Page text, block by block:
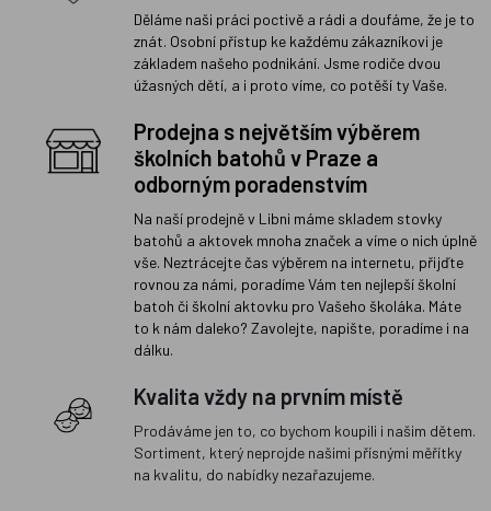
Děláme naši práci poctivě a rádi a doufáme, že je to
znát. Osobní přístup ke každému zákazníkovi je
základem našeho podnikání. Jsme rodiče dvou
úžasných dětí, a i proto víme, co potěší ty Vaše.
Prodejna s největším výběrem
školních batohů v Praze a
odborným poradenstvím
Na naší prodejně v Libni máme skladem stovky
batohů a aktovek mnoha značek a víme o nich úplně
vše. Neztrácejte čas výběrem na internetu, přijďte
rovnou za námi, poradíme Vám ten nejlepší školní
batoh či školní aktovku pro Vašeho školáka. Máte
to k nám daleko? Zavolejte, napište, poradíme i na
dálku.
Kvalita vždy na prvním místě
Prodáváme jen to, co bychom koupili i našim dětem.
Sortiment, který neprojde našimi přísnými měřítky
na kvalitu, do nabídky nezařazujeme.